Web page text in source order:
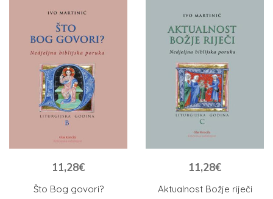
Što Bog govori?
11,28€
Aktualnost Božje riječi
11,28€